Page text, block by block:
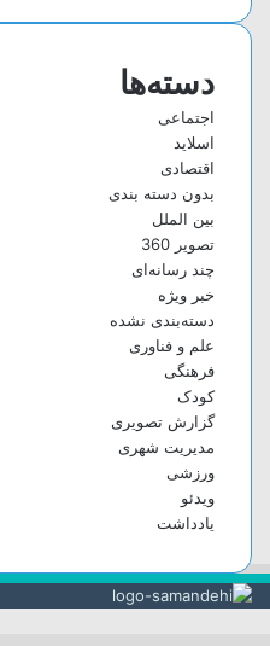
دسته‌ها
اجتماعی
اسلاید
اقتصادی
بدون دسته بندی
بین الملل
تصویر 360
چند رسانه‌ای
خبر ویژه
دسته‌بندی نشده
علم و فناوری
فرهنگی
کودک
گزارش تصویری
مدیریت شهری
ورزشی
ویدئو
یادداشت